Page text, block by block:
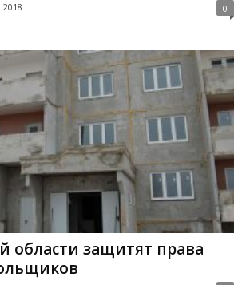
2018 0
области защитят права